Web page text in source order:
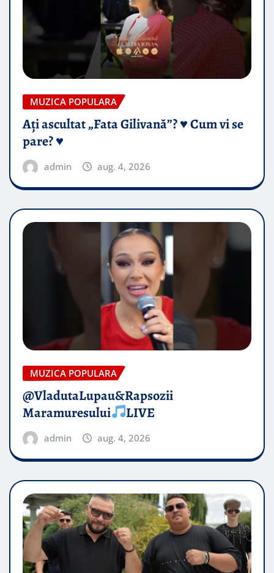
MUZICA POPULARA
Ați ascultat „Fata Gilivană”? ♥️ Cum vi se
pare? ♥️
admin aug. 4, 2026
MUZICA POPULARA
@VladutaLupau&Rapsozii
Maramuresului
LIVE
admin aug. 4, 2026